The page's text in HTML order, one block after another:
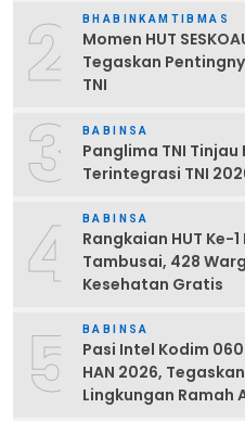
2 BHABINKAMTIBMAS
Momen HUT
Tegaskan
TNI
3 BABINSA
Panglima TNI
Terintegrasi TNI
4 BABINSA
Rangkaian HUT Ke-
Tambusai, 428
Kesehatan Gratis
5 BABINSA
Pasi Intel Kodim
HAN 2026,
Lingkungan Ramah